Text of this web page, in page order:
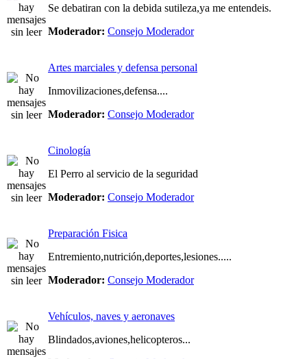
Se debatiran con la debida sutileza,ya me entendeis.
Moderador: Consejo Moderador
Artes marciales y defensa personal
Inmovilizaciones,defensa....
Moderador: Consejo Moderador
Cinología
El Perro al servicio de la seguridad
Moderador: Consejo Moderador
Preparación Fisica
Entremiento,nutrición,deportes,lesiones.....
Moderador: Consejo Moderador
Vehículos, naves y aeronaves
Blindados,aviones,helicopteros...